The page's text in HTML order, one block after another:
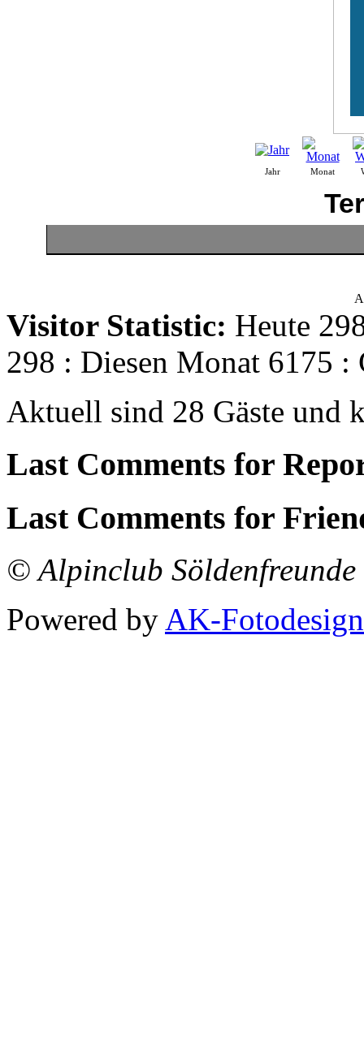
Jahr Monat
Visitor Statistic: Heute
298 : Diesen Monat 6175 :
Aktuell sind 28 Gäste und
Last Comments for
Last Comments for
© Alpinclub
Powered by AK-Fotodesign